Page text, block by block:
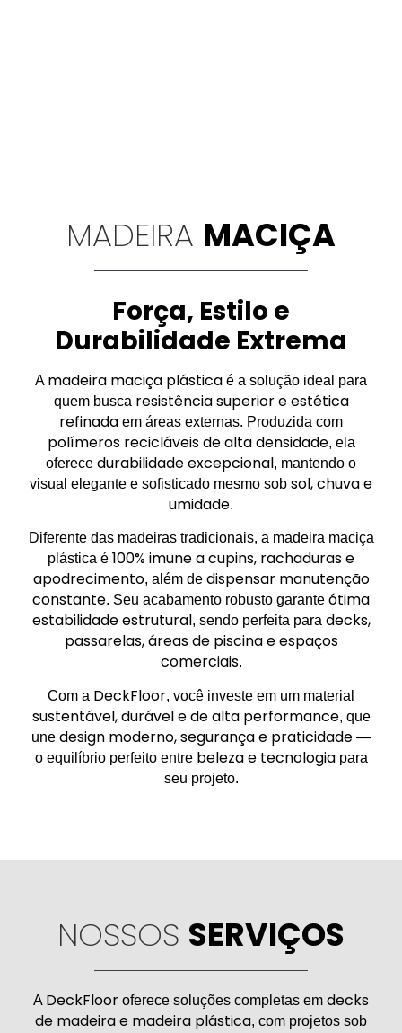
MADEIRA MACIÇA
Força, Estilo e
Durabilidade Extrema
A madeira maciça plástica é a solução ideal para
quem busca resistência superior e estética
refinada em áreas externas. Produzida com
polímeros recicláveis de alta densidade, ela
oferece durabilidade excepcional, mantendo o
visual elegante e sofisticado mesmo sob sol, chuva e
umidade.
Diferente das madeiras tradicionais, a madeira maciça
plástica é 100% imune a cupins, rachaduras e
apodrecimento, além de dispensar manutenção
constante. Seu acabamento robusto garante ótima
estabilidade estrutural, sendo perfeita para decks,
passarelas, áreas de piscina e espaços
comerciais.
Com a DeckFloor, você investe em um material
sustentável, durável e de alta performance, que
une design moderno, segurança e praticidade —
o equilíbrio perfeito entre beleza e tecnologiapara
seu projeto.
NOSSOS SERVIÇOS
A DeckFloor oferece soluções completas em decks
de madeira e madeira plástica, com projetos sob